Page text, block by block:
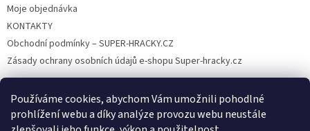
Používáme cookies, abychom Vám umožnili pohodlné
prohlížení webu a díky analýze provozu webu neustále
Moje objednávka
KONTAKTY
Obchodní podmínky – SUPER-HRACKY.CZ
Zásady ochrany osobních údajů e-shopu Super-hracky.cz
Instagram